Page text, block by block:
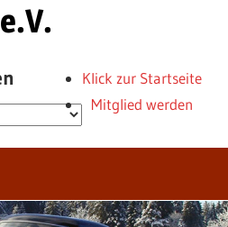
e.V.
Klick zur Startseite
Mitglied werden